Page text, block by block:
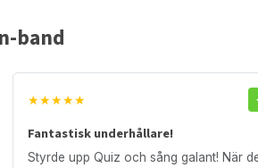
band
★★★★★
Fantastisk underhållare!
Styrde upp Quiz och sång galant! När